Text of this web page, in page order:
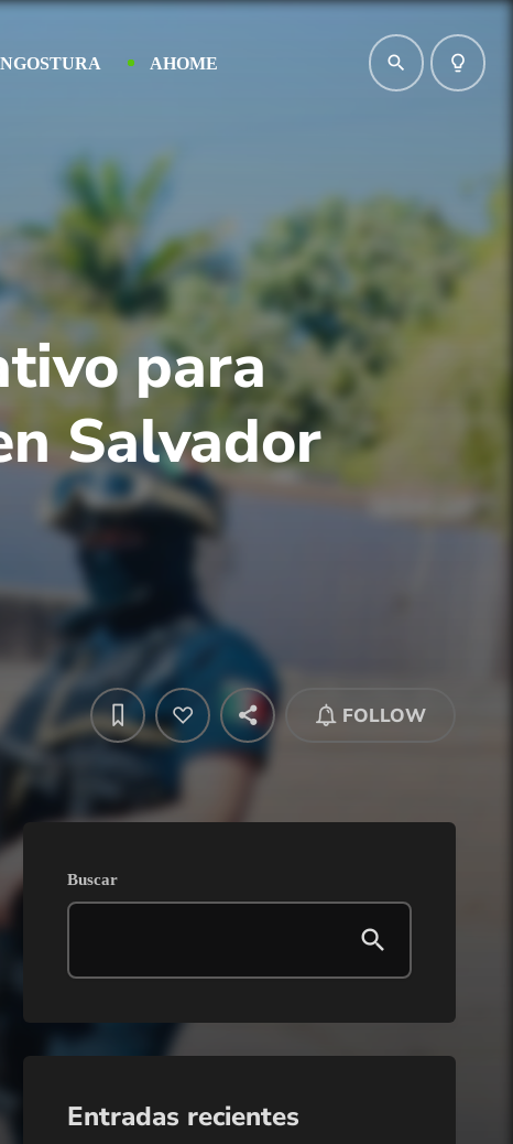
AHOME search lightbulb_outline
para
Salvador
FOLLOW
Buscar
Entradas recientes